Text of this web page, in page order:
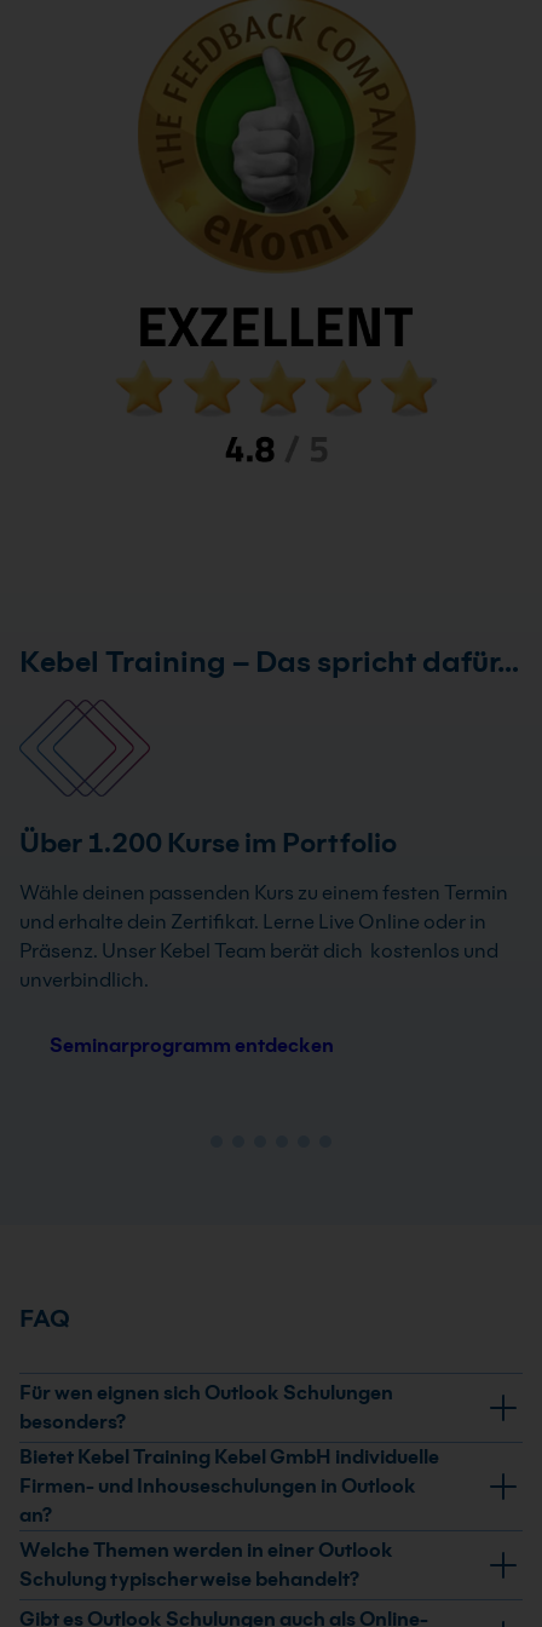
Kebel Training – Das spricht dafür…
Über 1.200 Kurse im Portfolio
Wähle deinen passenden Kurs zu einem festen Termin
und erhalte dein Zertifikat. Lerne Live Online oder in
Präsenz. Unser Kebel Team berät dich kostenlos und
unverbindlich.
Seminarprogramm entdecken
FAQ
Für wen eignen sich Outlook Schulungen
besonders?
Outlook Schulungen eignen sich für alle, die täglich mit
E-Mails, Terminen und Aufgaben arbeiten: Assistenz,
Projektleitungen, Vertrieb, Führungskräfte und Teams
in Verwaltung oder Kundenservice. Je nach Kurs gibt es
Angebote für Einsteiger, Umsteiger auf neue Versionen
und erfahrene Anwender, die ihre Arbeitsweise
Bietet Kebel Training Kebel GmbH individuelle
Firmen- und Inhouseschulungen in Outlook
an?
Ja, wir bieten maßgeschneiderte Firmentrainings im
Seminarzentrum und Inhouse-Schulungen bei dir vor
Ort für dein Team in Präsenz an. Alternativ kann eure
Welche Themen werden in einer Outlook
Schulung typischerweise behandelt?
Behandelt werden strukturierter Posteingang,
Gibt es Outlook Schulungen auch als Online-